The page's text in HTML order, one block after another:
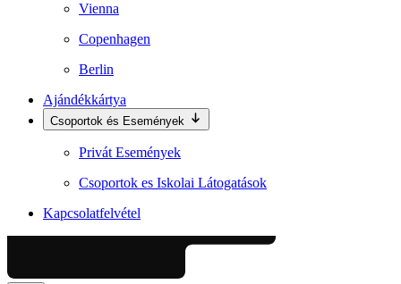
Vienna
Copenhagen
Berlin
Ajándékkártya
Csoportok és Események
Privát Események
Csoportok es Iskolai Látogatások
Kapcsolatfelvétel